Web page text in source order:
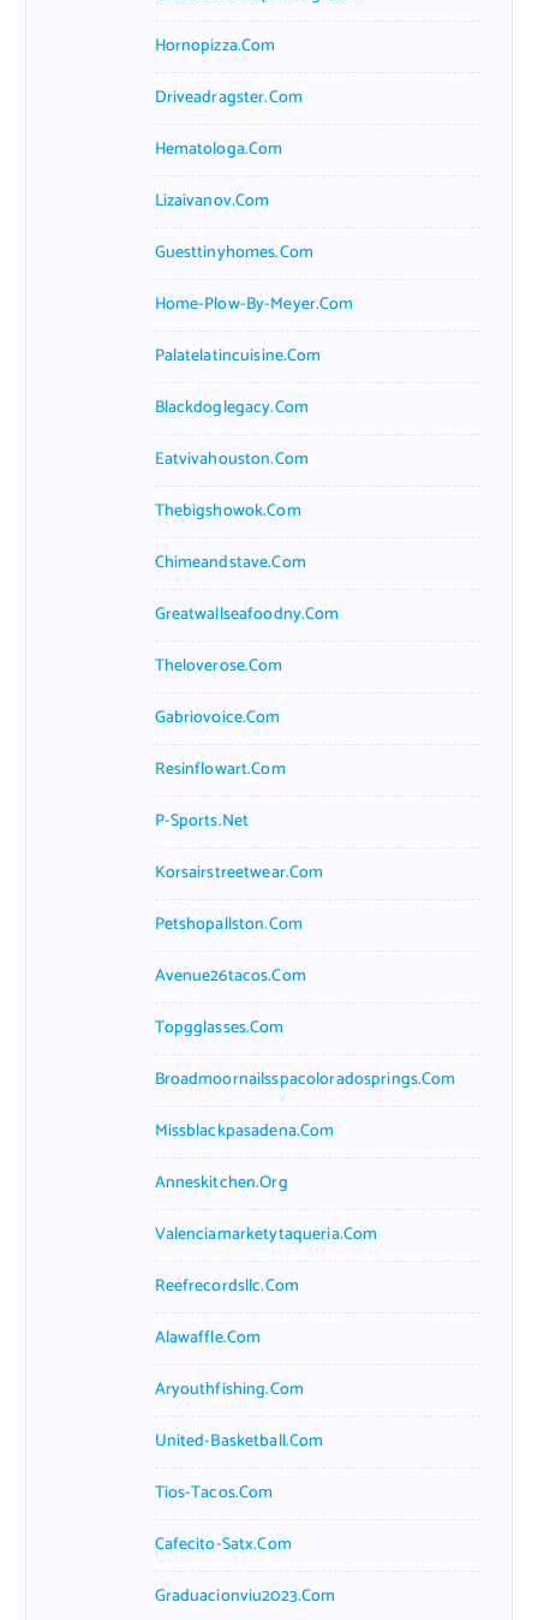
Hornopizza.com
Driveadragster.com
Hematologa.com
Lizaivanov.com
Guesttinyhomes.com
Home-Plow-By-Meyer.com
Palatelatincuisine.com
Blackdoglegacy.com
Eatvivahouston.com
Thebigshowok.com
Chimeandstave.com
Greatwallseafoodny.com
Theloverose.com
Gabriovoice.com
Resinflowart.com
P-Sports.net
Korsairstreetwear.com
Petshopallston.com
Avenue26tacos.com
Topgglasses.com
Broadmoornailsspacoloradosprings.com
Missblackpasadena.com
Anneskitchen.org
Valenciamarketytaqueria.com
Reefrecordsllc.com
Alawaffle.com
Aryouthfishing.com
United-Basketball.com
Tios-Tacos.com
Cafecito-Satx.com
Graduacionviu2023.com